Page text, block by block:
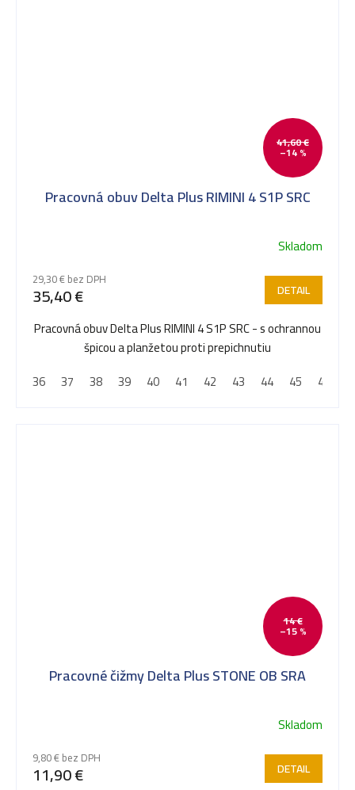
41,60 €
–14 %
Pracovná obuv Delta Plus RIMINI 4 S1P SRC
Skladom
29,30 € bez DPH
35,40 € DETAIL
Pracovná obuv Delta Plus RIMINI 4 S1P SRC - s ochrannou
špicou a planžetou proti prepichnutiu
36
37 38 39 40 41 42 43 44 45 46
14 €
–15 %
Pracovné čižmy Delta Plus STONE OB SRA
produktu
Skladom
9,80 € bez DPH
11,90 € DETAIL